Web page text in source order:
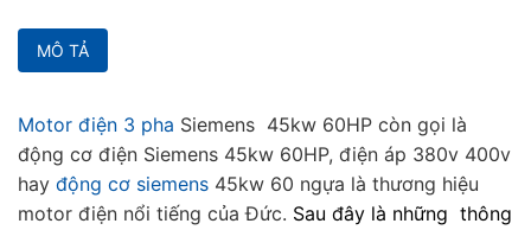
MÔ TẢ
Motor điện 3 pha Siemens 45kw 60HP còn gọi là
động cơ điện Siemens 45kw 60HP, điện áp 380v 400v
hay động cơ siemens 45kw 60 ngựa là thương hiệu
motor điện nổi tiếng của Đức. Sau đây là những thông